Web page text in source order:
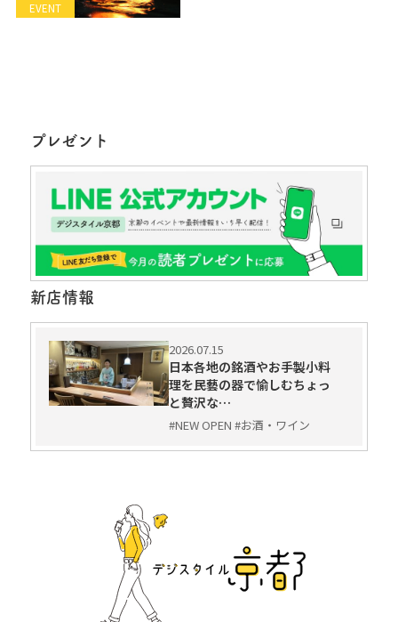
EVENT
プレゼント
新店情報
2026.07.15
日本各地の銘酒やお手製小料
理を民藝の器で愉しむちょっ
と贅沢な…
#NEW OPEN #お酒・ワイン